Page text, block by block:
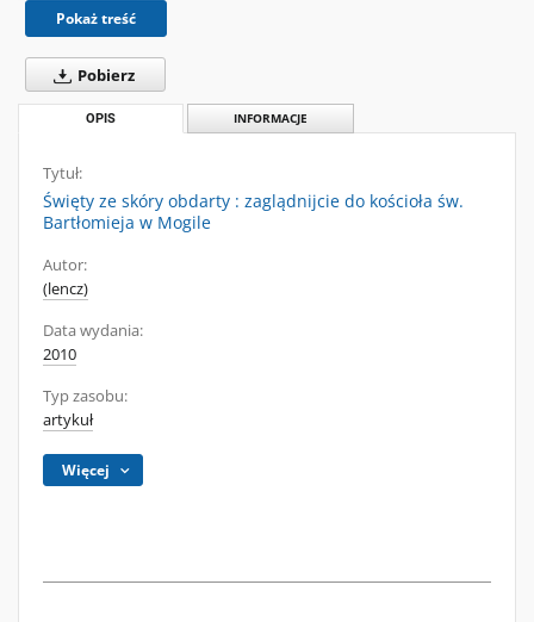
Pokaż treść
Pobierz
OPIS INFORMACJE
Tytuł:
Święty ze skóry obdarty : zaglądnijcie do kościoła św.
Bartłomieja w Mogile
Autor:
(lencz)
Data wydania:
2010
Typ zasobu:
artykuł
Więcej